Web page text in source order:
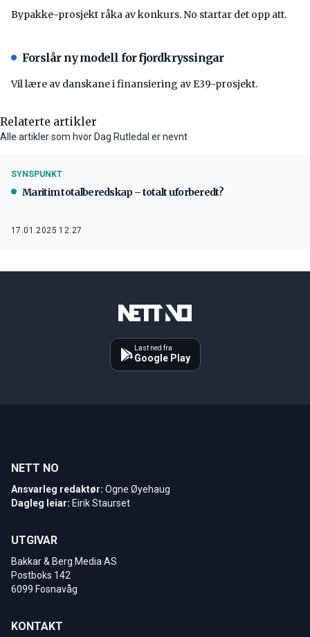
Bypakke-prosjekt råka av konkurs. No startar det opp att.
Forslår ny modell for fjordkryssingar
Vil lære av danskane i finansiering av E39-prosjekt.
Relaterte artikler
Alle artikler som hvor Dag Rutledal er nevnt
SYNSPUNKT
Maritim totalberedskap – totalt uforberedt?
17.01.2025 12:27
Last ned fra
Google Play
NETT NO
Ansvarleg redaktør: Ogne Øyehaug
Dagleg leiar: Eirik Staurset
UTGIVAR
Bakkar & Berg Media AS
Postboks 142
6099 Fosnavåg
KONTAKT